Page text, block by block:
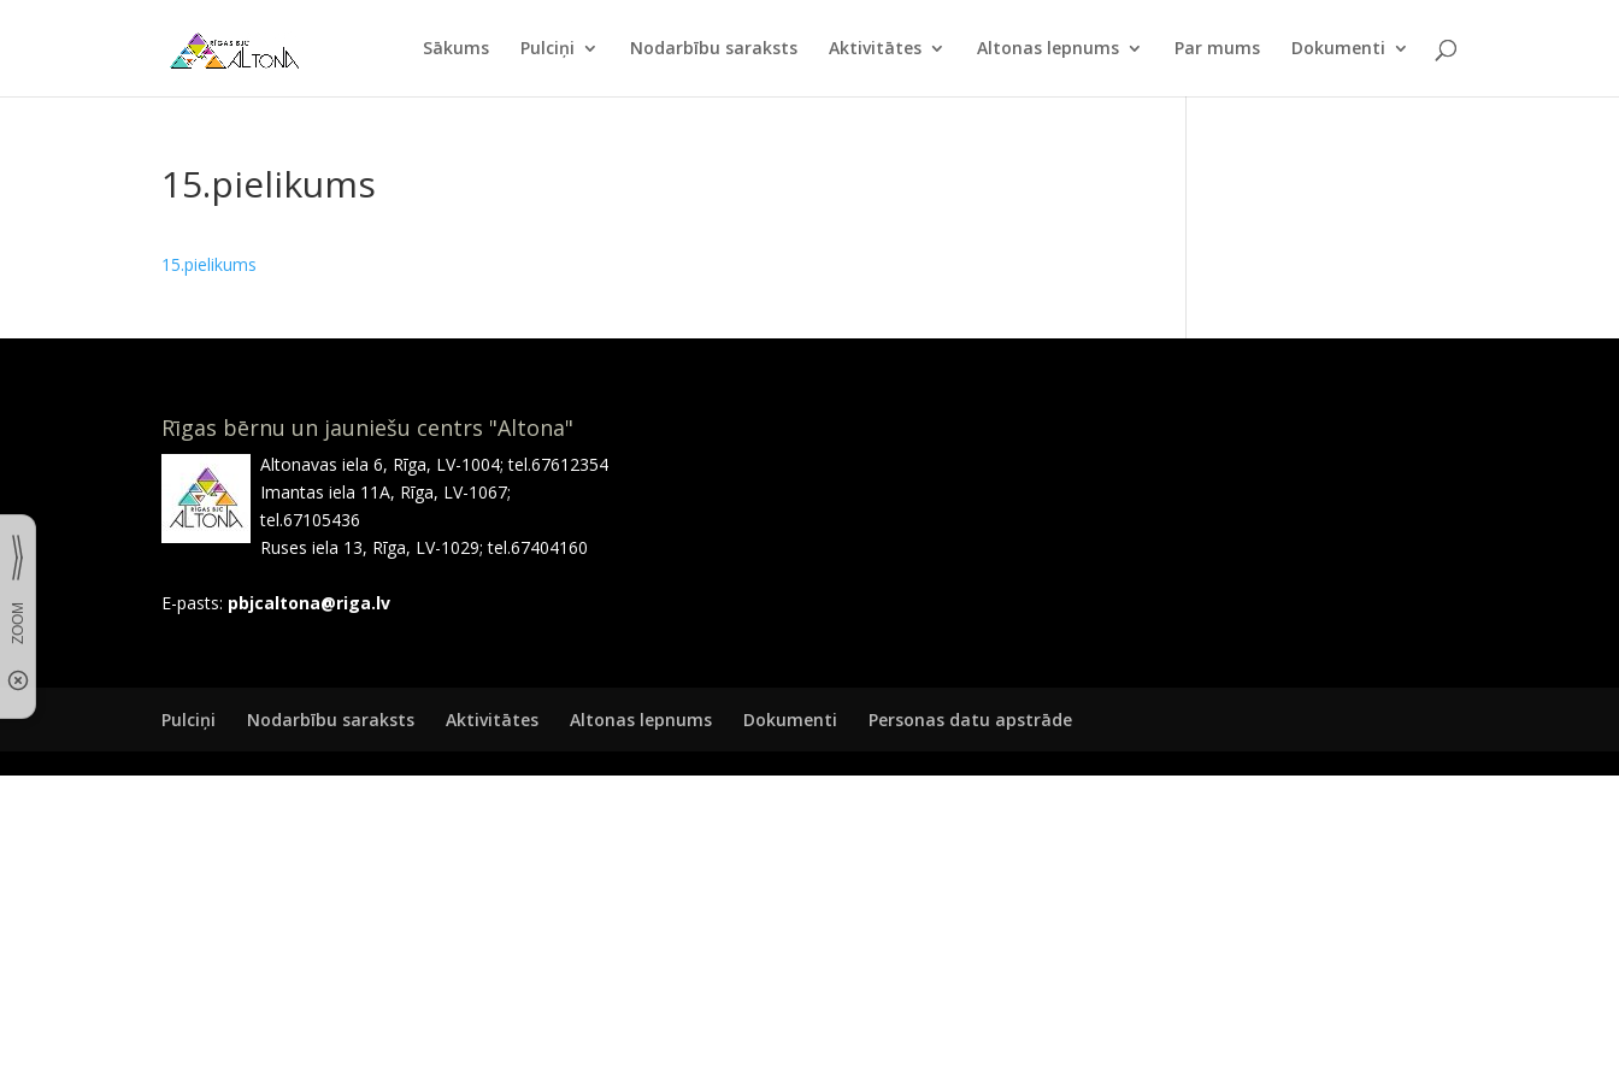
Sākums Pulciņi Nodarbību saraksts Aktivitātes Altonas lepnums Par mums Dokumenti
15.pielikums
15.pielikums
Rīgas bērnu un jauniešu centrs "Altona"
Altonavas iela 6, Rīga, LV-1004; tel.67612354
Imantas iela 11A, Rīga, LV-1067;
tel.67105436
Ruses iela 13, Rīga, LV-1029; tel.67404160
E-pasts: pbjcaltona@riga.lv
Pulciņi Nodarbību saraksts Aktivitātes Altonas lepnums Dokumenti Personas datu apstrāde